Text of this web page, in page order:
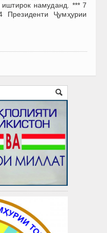
иштирок намуданд. *** 7
Ҷумҳурии